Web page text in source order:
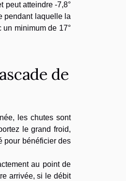
peut atteindre -7,8°
pendant laquelle la
un minimum de 17°
de
les chutes sont
le grand froid,
pour bénéficier des
au point de
arrivée, si le débit